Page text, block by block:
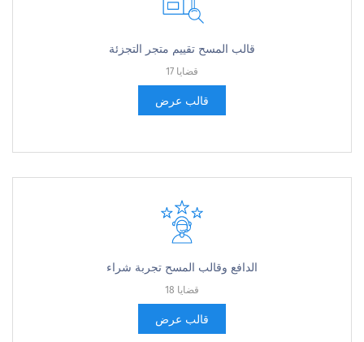
قالب المسح تقييم متجر التجزئة
17 قضايا
قالب عرض
الدافع وقالب المسح تجربة شراء
18 قضايا
قالب عرض